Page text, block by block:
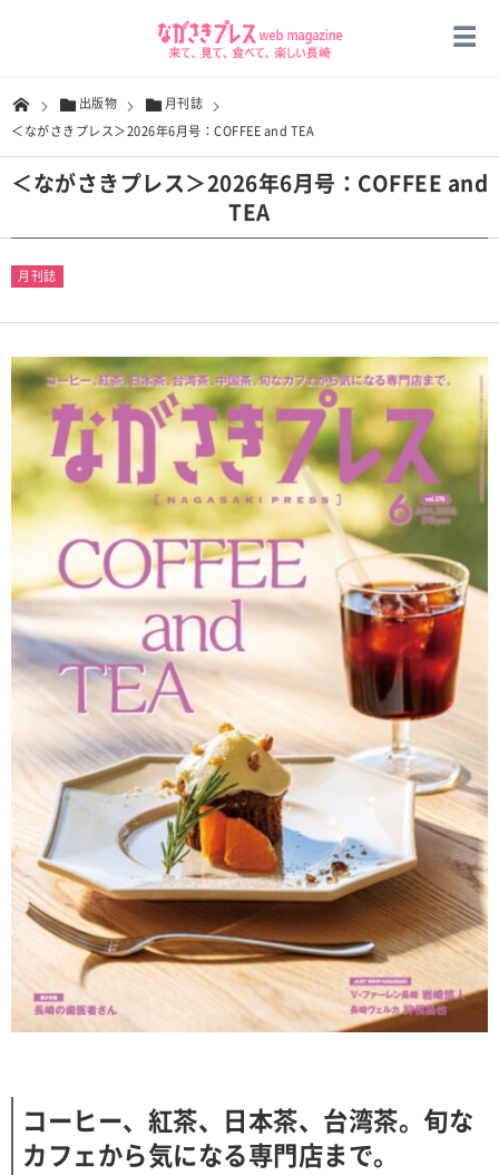
出版物
月刊誌
＜ながさきプレス＞2026年6月号：COFFEE and TEA
＜ながさきプレス＞2026年6月号：COFFEE and
TEA
月刊誌
コーヒー、紅茶、日本茶、台湾茶。旬な
カフェから気になる専門店まで。